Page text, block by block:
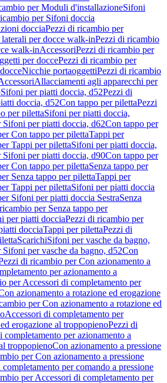
per Moduli d'installazioneSifoni
per Sifoni doccia
docciaPezzi di ricambio per
laterali per docce walk-inPezzi di ricambio
walk-inAccessoriPezzi di ricambio per
per doccePezzi di ricambio per
Nicchie portaoggettiPezzi di ricambio
Allacciamenti agli apparecchi per
Sifoni per piatti doccia, d52Pezzi di
doccia, d52Con tappo per pilettaPezzi
per pilettaSifoni per piatti doccia,
per piatti doccia, d62Con tappo per
Con tappo per pilettaTappi per
Tappi per pilettaSifoni per piatti doccia,
Sifoni per piatti doccia, d90Con tappo per
Con tappo per pilettaSenza tappo per
Senza tappo per pilettaTappi per
Tappi per pilettaSifoni per piatti doccia
Sifoni per piatti doccia SestraSenza
per Senza tappo per
per piatti docciaPezzi di ricambio per
docciaTappi per pilettaPezzi di
ScarichiSifoni per vasche da bagno,
per vasche da bagno, d52Con
di ricambio per Con azionamento a
per azionamento a
per Accessori di completamento per
azionamento a rotazione ed erogazione
per Con azionamento a rotazione ed
Accessori di completamento per
erogazione al troppopienoPezzi di
per azionamento a
troppopienoCon azionamento a pressione
per Con azionamento a pressione
per comando a pressione
per Accessori di completamento per